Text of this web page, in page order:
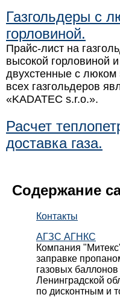
Газгольдеры с
горловиной.
Прайс-лист на
высокой горловиной
двухстенные с
всех газгольдеров
«KADATEC s.r.o.».
Расчет
доставка газа.
Содержание
Контакты
АГЗС АГНКС
Компания
заправке
газовых
Ленинградской
по дисконтным и